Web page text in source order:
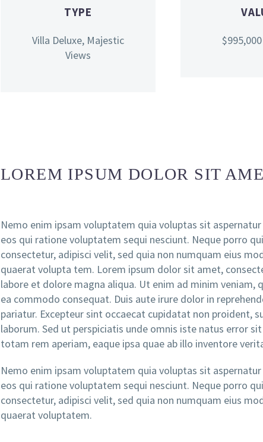
TYPE
Villa Deluxe, Majestic
Views
LOREM IPSUM DOLOR SIT
Nemo enim ipsam voluptatem quia voluptas sit
eos qui ratione voluptatem sequi nesciunt. Neque porro
consectetur, adipisci velit, sed quia non numquam eius
quaerat volupta tem. Lorem ipsum dolor sit amet,
labore et dolore magna aliqua. Ut enim ad minim
ea commodo consequat. Duis aute irure dolor in
pariatur. Excepteur sint occaecat cupidatat non proident,
laborum. Sed ut perspiciatis unde omnis iste natus error
totam rem aperiam, eaque ipsa quae ab illo inventore
Nemo enim ipsam voluptatem quia voluptas sit
eos qui ratione voluptatem sequi nesciunt. Neque porro
consectetur, adipisci velit, sed quia non numquam eius
quaerat voluptatem.